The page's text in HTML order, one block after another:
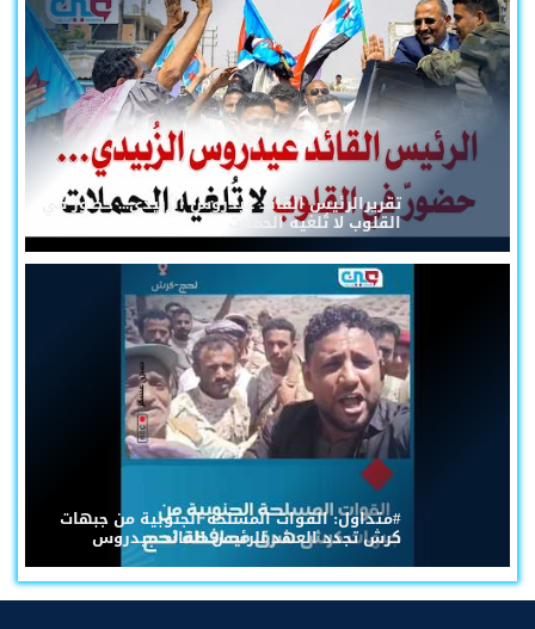
تقريرالرئيس القائد عيدروس الزُبيدي... حضورٌ في
القلوب لا تُلغيه الحملات
#متداول: القوات المسلحة الجنوبية من جبهات
كرش تجدد العهد للرئيس القائد عيدروس